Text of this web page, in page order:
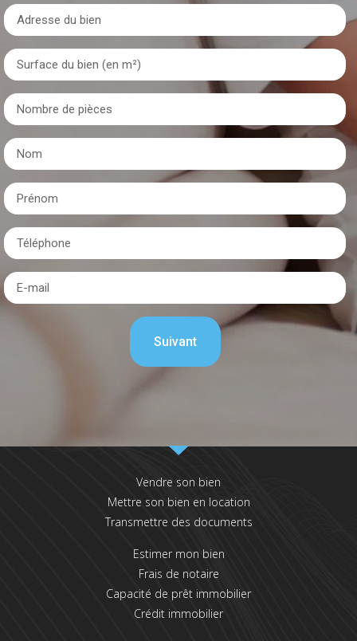
Vendre son bien
Mettre son bien en location
Transmettre des documents
Estimer mon bien
Frais de notaire
Capacité de prêt immobilier
Crédit immobilier